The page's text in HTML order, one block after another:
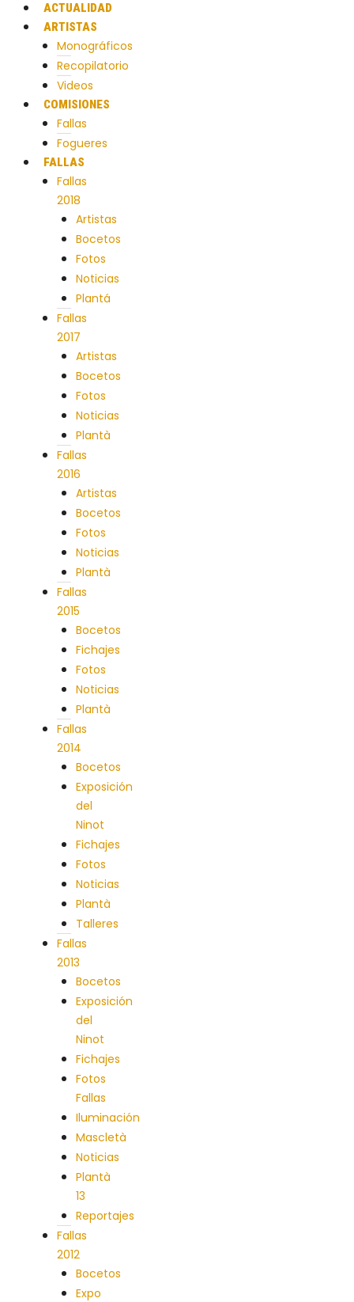
ACTUALIDAD
ARTISTAS
Monográficos
Recopilatorio
Videos
COMISIONES
Fallas
Fogueres
FALLAS
Fallas
2018
Artistas
Bocetos
Fotos
Noticias
Plantá
Fallas
2017
Artistas
Bocetos
Fotos
Noticias
Plantà
Fallas
2016
Artistas
Bocetos
Fotos
Noticias
Plantà
Fallas
2015
Bocetos
Fichajes
Fotos
Noticias
Plantà
Fallas
2014
Bocetos
Exposición
del
Ninot
Fichajes
Fotos
Noticias
Plantà
Talleres
Fallas
2013
Bocetos
Exposición
del
Ninot
Fichajes
Fotos
Fallas
Iluminación
Mascletà
Noticias
Plantà
13
Reportajes
Fallas
2012
Bocetos
Expo